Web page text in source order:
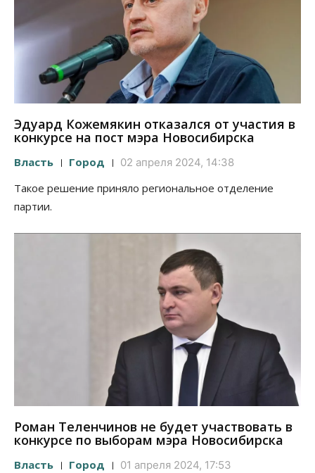
Эдуард Кожемякин отказался от участия в
конкурсе на пост мэра Новосибирска
Власть Город 02 апреля 2024, 14:38
Такое решение приняло региональное отделение
партии.
Роман Теленчинов не будет участвовать в
конкурсе по выборам мэра Новосибирска
Власть Город 01 апреля 2024, 17:53